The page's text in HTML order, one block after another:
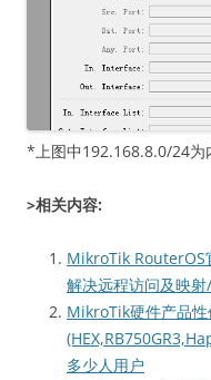
*上图中192.168.8.0/24为
>相关内容:
MikroTik RouterOS
解决远程访问及映
MikroTik硬件产品
多少人用户